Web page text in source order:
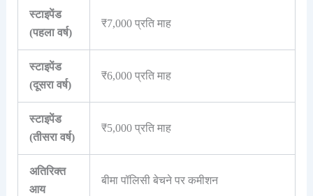
स्टाइपेंड
(पहला वर्ष)
₹7,000 प्रति माह
स्टाइपेंड
(दूसरा वर्ष)
₹6,000 प्रति माह
स्टाइपेंड
(तीसरा वर्ष)
₹5,000 प्रति माह
अतिरिक्त
आय
बीमा पॉलिसी बेचने पर कमीशन